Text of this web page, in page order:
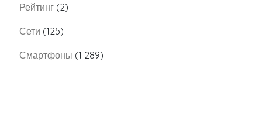
Рейтинг (2)
Сети (125)
Смартфоны (1 289)